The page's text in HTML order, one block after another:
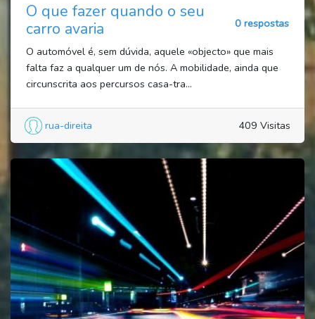
O que fazer quando o seu
carro avaria
0 respostas
O automóvel é, sem dúvida, aquele «objecto» que mais
falta faz a qualquer um de nós. A mobilidade, ainda que
circunscrita aos percursos casa-tra...
rua-direita 409 Visitas